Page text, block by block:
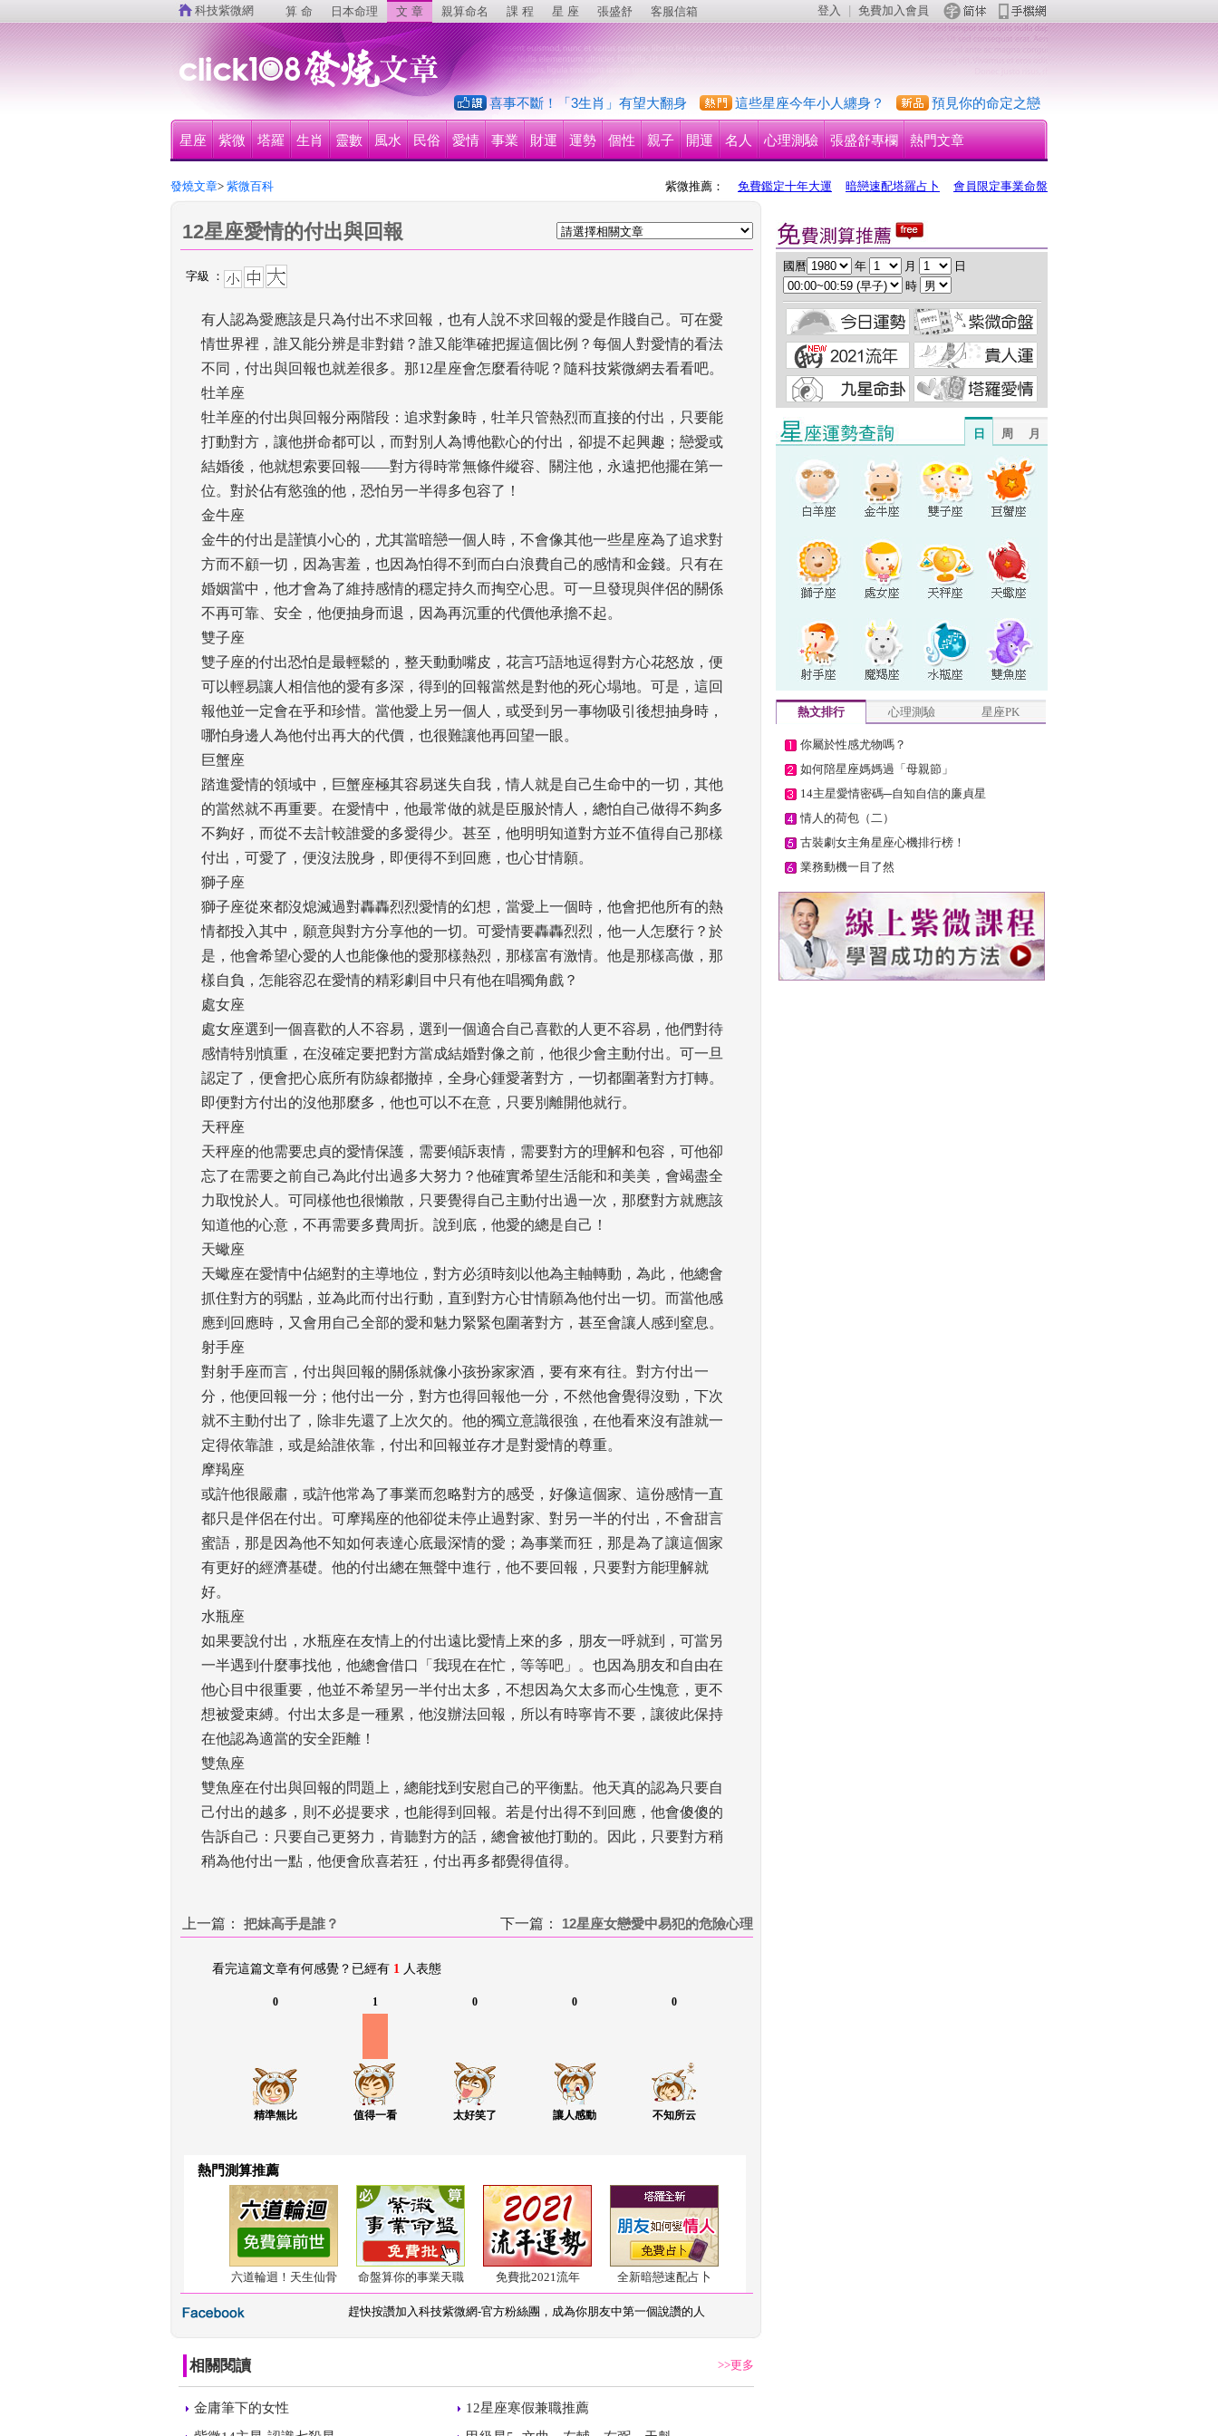
科技紫微網 算 命 日本命理 文 章 親算命名 課 程 星 座 張盛舒 客服信箱 登入 免費加入會員
喜事不斷！「3生肖」有望大翻身 這些星座今年小人纏身？ 預見你的命定之戀
星座 紫微 塔羅 生肖 靈數 風水 民俗 愛情 事業 財運 運勢 個性 親子 開運 名人 心理測驗 張盛舒專欄 熱門文章
發燒文章> 紫微百科 會員限定事業命盤
暗戀速配塔羅占卜
免費鑑定十年大運
紫微推薦：
12星座愛情的付出與回報
字級 ：
有人認為愛應該是只為付出不求回報，也有人說不求回報的愛是作賤自己。可在愛
情世界裡，誰又能分辨是非對錯？誰又能準確把握這個比例？每個人對愛情的看法
不同，付出與回報也就差很多。那12星座會怎麼看待呢？隨科技紫微網去看看吧。
牡羊座
牡羊座的付出與回報分兩階段：追求對象時，牡羊只管熱烈而直接的付出，只要能
打動對方，讓他拼命都可以，而對別人為博他歡心的付出，卻提不起興趣；戀愛或
結婚後，他就想索要回報——對方得時常無條件縱容、關注他，永遠把他擺在第一
位。對於佔有慾強的他，恐怕另一半得多包容了！
金牛座
金牛的付出是謹慎小心的，尤其當暗戀一個人時，不會像其他一些星座為了追求對
方而不顧一切，因為害羞，也因為怕得不到而白白浪費自己的感情和金錢。只有在
婚姻當中，他才會為了維持感情的穩定持久而掏空心思。可一旦發現與伴侶的關係
不再可靠、安全，他便抽身而退，因為再沉重的代價他承擔不起。
雙子座
雙子座的付出恐怕是最輕鬆的，整天動動嘴皮，花言巧語地逗得對方心花怒放，便
可以輕易讓人相信他的愛有多深，得到的回報當然是對他的死心塌地。可是，這回
報他並一定會在乎和珍惜。當他愛上另一個人，或受到另一事物吸引後想抽身時，
哪怕身邊人為他付出再大的代價，也很難讓他再回望一眼。
巨蟹座
踏進愛情的領域中，巨蟹座極其容易迷失自我，情人就是自己生命中的一切，其他
的當然就不再重要。在愛情中，他最常做的就是臣服於情人，總怕自己做得不夠多
不夠好，而從不去計較誰愛的多愛得少。甚至，他明明知道對方並不值得自己那樣
付出，可愛了，便沒法脫身，即便得不到回應，也心甘情願。
獅子座
獅子座從來都沒熄滅過對轟轟烈烈愛情的幻想，當愛上一個時，他會把他所有的熱
情都投入其中，願意與對方分享他的一切。可愛情要轟轟烈烈，他一人怎麼行？於
是，他會希望心愛的人也能像他的愛那樣熱烈，那樣富有激情。他是那樣高傲，那
樣自負，怎能容忍在愛情的精彩劇目中只有他在唱獨角戲？
處女座
處女座選到一個喜歡的人不容易，選到一個適合自己喜歡的人更不容易，他們對待
感情特別慎重，在沒確定要把對方當成結婚對像之前，他很少會主動付出。可一旦
認定了，便會把心底所有防線都撤掉，全身心鍾愛著對方，一切都圍著對方打轉。
即便對方付出的沒他那麼多，他也可以不在意，只要別離開他就行。
天秤座
天秤座的他需要忠貞的愛情保護，需要傾訴衷情，需要對方的理解和包容，可他卻
忘了在需要之前自己為此付出過多大努力？他確實希望生活能和和美美，會竭盡全
力取悅於人。可同樣他也很懶散，只要覺得自己主動付出過一次，那麼對方就應該
知道他的心意，不再需要多費周折。說到底，他愛的總是自己！
天蠍座
天蠍座在愛情中佔絕對的主導地位，對方必須時刻以他為主軸轉動，為此，他總會
抓住對方的弱點，並為此而付出行動，直到對方心甘情願為他付出一切。而當他感
應到回應時，又會用自己全部的愛和魅力緊緊包圍著對方，甚至會讓人感到窒息。
射手座
對射手座而言，付出與回報的關係就像小孩扮家家酒，要有來有往。對方付出一
分，他便回報一分；他付出一分，對方也得回報他一分，不然他會覺得沒勁，下次
就不主動付出了，除非先還了上次欠的。他的獨立意識很強，在他看來沒有誰就一
定得依靠誰，或是給誰依靠，付出和回報並存才是對愛情的尊重。
摩羯座
或許他很嚴肅，或許他常為了事業而忽略對方的感受，好像這個家、這份感情一直
都只是伴侶在付出。可摩羯座的他卻從未停止過對家、對另一半的付出，不會甜言
蜜語，那是因為他不知如何表達心底最深情的愛；為事業而狂，那是為了讓這個家
有更好的經濟基礎。他的付出總在無聲中進行，他不要回報，只要對方能理解就
好。
水瓶座
如果要說付出，水瓶座在友情上的付出遠比愛情上來的多，朋友一呼就到，可當另
一半遇到什麼事找他，他總會借口「我現在在忙，等等吧」。也因為朋友和自由在
他心目中很重要，他並不希望另一半付出太多，不想因為欠太多而心生愧意，更不
想被愛束縛。付出太多是一種累，他沒辦法回報，所以有時寧肯不要，讓彼此保持
在他認為適當的安全距離！
雙魚座
雙魚座在付出與回報的問題上，總能找到安慰自己的平衡點。他天真的認為只要自
己付出的越多，則不必提要求，也能得到回報。若是付出得不到回應，他會傻傻的
告訴自己：只要自己更努力，肯聽對方的話，總會被他打動的。因此，只要對方稍
稍為他付出一點，他便會欣喜若狂，付出再多都覺得值得。
上一篇： 把妹高手是誰？ 下一篇： 12星座女戀愛中易犯的危險心理
看完這篇文章有何感覺？已經有 1 人表態
0
精準無比
1
值得一看
0
太好笑了
0
讓人感動
0
不知所云
熱門測算推薦
六道輪迴！天生仙骨 命盤算你的事業天職 免費批2021流年 全新暗戀速配占卜
趕快按讚加入科技紫微網-官方粉絲團 ，成為你朋友中第一個說讚的人
相關閱讀 >>更多
金庸筆下的女性 12星座寒假兼職推薦
國曆 年 月
日
時
月
周
日
熱文排行 心理測驗 星座PK
你屬於性感尤物嗎？
如何陪星座媽媽過「母親節」
14主星愛情密碼─自知自信的廉貞星
情人的荷包（二）
古裝劇女主角星座心機排行榜！
業務動機一目了然